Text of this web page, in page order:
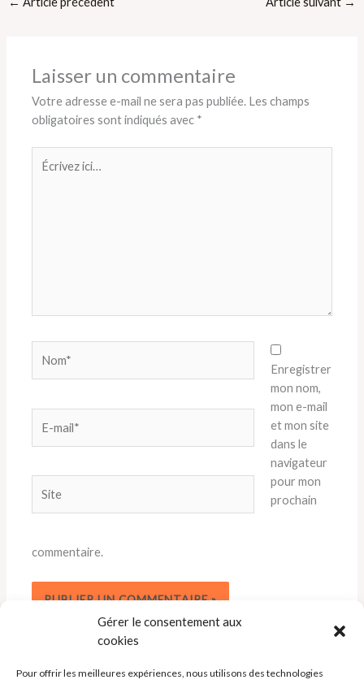
Gérer le consentement aux
cookies
Pour offrir les meilleures expériences, nous utilisons des technologies
Laisser un commentaire
Votre adresse e-mail ne sera pas publiée. Les champs
obligatoires sont indiqués avec *
ici…
mail*
Enregistrer
mon nom,
mon e-mail
et mon site
dans le
navigateur
pour mon
prochain
commentaire.